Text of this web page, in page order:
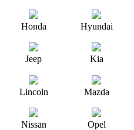
Honda Hyundai
Jeep Kia
Lincoln Mazda
Nissan Opel